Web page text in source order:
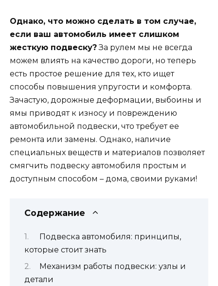
Однако, что можно сделать в том случае,
если ваш автомобиль имеет слишком
жесткую подвеску?За рулем мы не всегда
можем влиять на качество дороги, но теперь
есть простое решение для тех, кто ищет
способы повышения упругости и комфорта.
Зачастую, дорожные деформации, выбоины и
ямы приводят к износу и повреждению
автомобильной подвески, что требует ее
ремонта или замены. Однако, наличие
специальных веществ и материалов позволяет
смягчить подвеску автомобиля простым и
доступным способом – дома, своими руками!
Содержание
Подвеска автомобиля: принципы,
которые стоит знать
Механизм работы подвески: узлы и
детали